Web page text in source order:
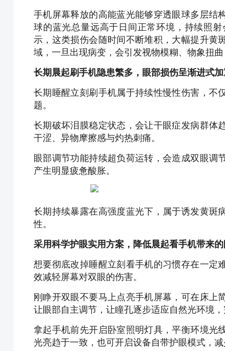
手机屏幕释放的高能蓝光能够穿透眼球多层结
球的蓝光总量远高于日间正常环境，持续照
示，这类损伤会随时间不断堆积，大幅提升黄
域，一旦出现病变，会引发视物模糊、物象扭
长期晨起刷手机隐患繁多，眼部损伤呈渐进式
长期睡醒立刻刷手机属于持续性慢性伤害，不
题。
长期破坏泪膜稳定状态，会让干眼症发病群体
干涩、异物摩擦感与灼热刺痛。
眼部调节功能持续超负荷运转，会造成双眼调
产生明显疲惫酸胀。
长期持续暴露在高强度蓝光下，属于诱发黄斑
性。
采用科学护眼实用方案，降低晨起看手机带来
想要彻底改掉睡醒立刻看手机的习惯存在一定
效减轻屏幕对双眼的伤害。
刚睁开双眼不要马上点亮手机屏幕，可在床上
让眼部自主调节 ，让瞳孔逐步适应自然光环境
拿起手机前先开启卧室照明灯具，平衡环境光
光亮趋于一致，也可开启设备自带护眼模式，